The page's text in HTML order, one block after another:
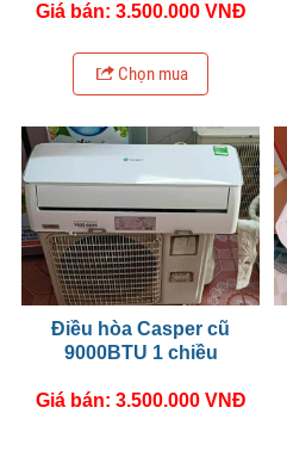
Giá bán: 3.500.000 VNĐ
Chọn mua
Điều hòa Casper cũ
9000BTU 1 chiều
Giá bán: 3.500.000 VNĐ